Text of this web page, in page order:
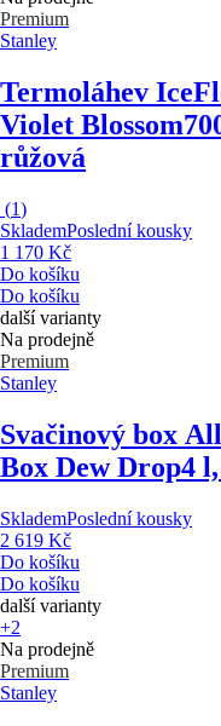
Premium
Stanley
Termoláhev
Violet Blossom
růžová
(1)
SklademPoslední kousky
1 170 Kč
Do košíku
Do košíku
další varianty
Na prodejně
Premium
Stanley
Svačinový box
Box Dew Drop4
SklademPoslední kousky
2 619 Kč
Do košíku
Do košíku
další varianty
+2
Na prodejně
Premium
Stanley